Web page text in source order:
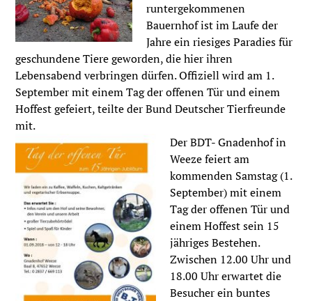
runtergekommenen
Bauernhof ist im Laufe der
Jahre ein riesiges Paradies für
geschundene Tiere geworden, die hier ihren
Lebensabend verbringen dürfen. Offiziell wird am 1.
September mit einem Tag der offenen Tür und einem
Hoffest gefeiert, teilte der Bund Deutscher Tierfreunde
mit.
Der BDT- Gnadenhof in
Weeze feiert am
kommenden Samstag (1.
September) mit einem
Tag der offenen Tür und
einem Hoffest sein 15
jähriges Bestehen.
Zwischen 12.00 Uhr und
18.00 Uhr erwartet die
Besucher ein buntes